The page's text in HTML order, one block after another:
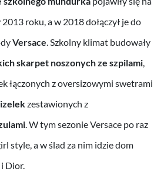
2013 roku, a w 2018 dołączył je do
Versace. Szkolny klimat budowały
skarpet noszonych ze szpilami,
łączonych z oversizowymi swetrami
zestawionych z
. W tym sezonie Versace po raz
style, a w ślad za nim idzie dom
Dior.